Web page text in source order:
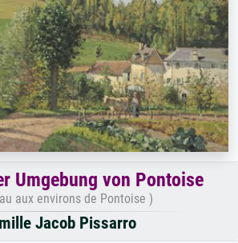
Umgebung von Pontoise
aux environs de Pontoise )
Jacob Pissarro